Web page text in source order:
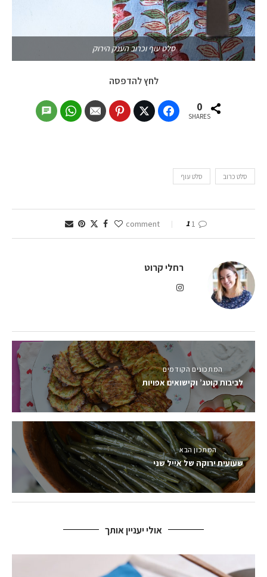
סלט עוף וכרוב הענק הירוק
לחץ להדפסה
0
SHARES
סלט כרוב סלט עוף
1 comment
1
רחלי קרוט
המתכונים הקודמים
לביבות קוטג’ וקישואים אפויות
המתכון הבא
שעועית ירוקה של אייל שני
אולי יעניין אותך